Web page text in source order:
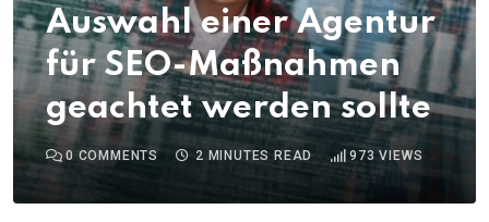
Auswahl einer Agentur
für SEO-Maßnahmen
geachtet werden sollte
0 COMMENTS 2 MINUTES READ 973 VIEWS